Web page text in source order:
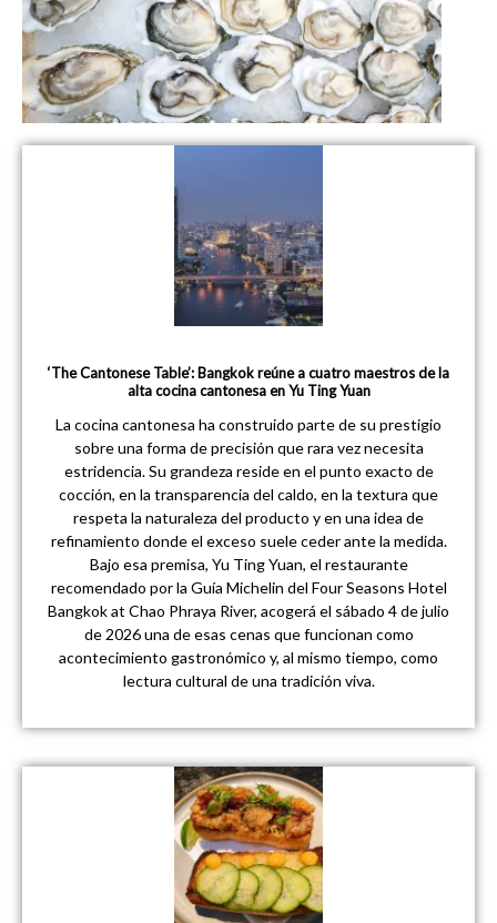
‘The Cantonese Table’: Bangkok reúne a cuatro maestros de la
alta cocina cantonesa en Yu Ting Yuan
La cocina cantonesa ha construido parte de su prestigio
sobre una forma de precisión que rara vez necesita
estridencia. Su grandeza reside en el punto exacto de
cocción, en la transparencia del caldo, en la textura que
respeta la naturaleza del producto y en una idea de
refinamiento donde el exceso suele ceder ante la medida.
Bajo esa premisa, Yu Ting Yuan, el restaurante
recomendado por la Guía Michelin del Four Seasons Hotel
Bangkok at Chao Phraya River, acogerá el sábado 4 de julio
de 2026 una de esas cenas que funcionan como
acontecimiento gastronómico y, al mismo tiempo, como
lectura cultural de una tradición viva.